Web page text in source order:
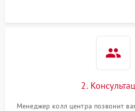
2.
Менеджер колл центра позвонит